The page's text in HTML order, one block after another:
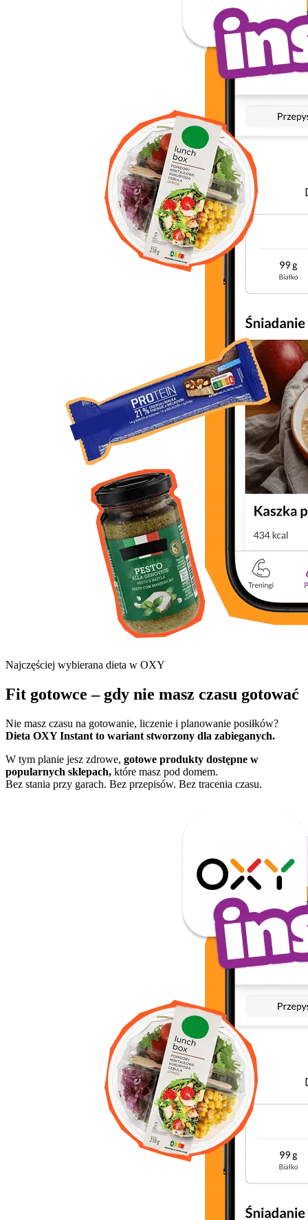
Najczęściej wybierana dieta w OXY
Fit gotowce – gdy nie masz czasu gotować
Nie masz czasu na gotowanie, liczenie i planowanie posiłków?
Dieta OXY Instant to wariant stworzony dla zabieganych.
W tym planie jesz zdrowe, gotowe produkty dostępne w
popularnych sklepach, które masz pod domem.
Bez stania przy garach. Bez przepisów. Bez tracenia czasu.